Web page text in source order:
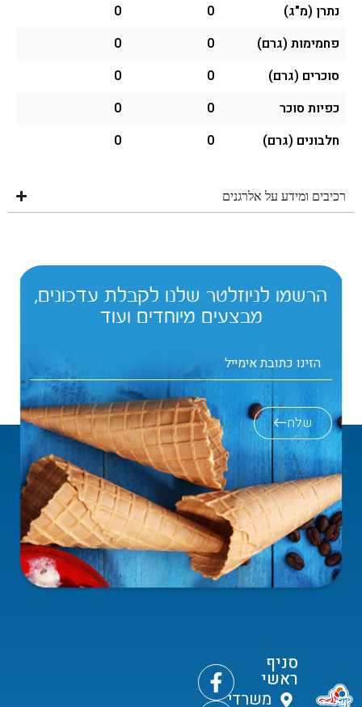
נתרן (מ"ג)
0
0
פחמימות (גרם)
0
0
סוכרים (גרם)
0
0
כפיות סוכר
0
0
חלבונים (גרם)
0
0
רכיבים ומידע על אלרגנים
הרשמו לניוזלטר שלנו לקבלת עדכונים,
מבצעים מיוחדים ועוד
שלח
סניף
ראשי
משרדי